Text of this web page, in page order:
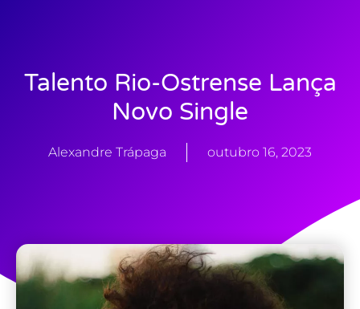
Talento Rio-Ostrense Lança
Novo Single
Alexandre Trápaga outubro 16, 2023